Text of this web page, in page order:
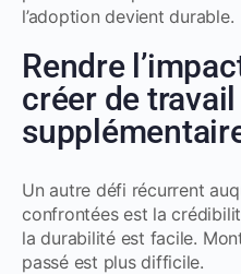
l’adoption devient durable.
Rendre
créer de travail
Un autre défi récurrent
confrontées est la
la durabilité est facile.
passé est plus difficile.